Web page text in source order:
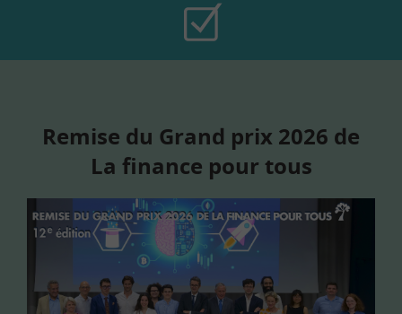
Remise du Grand prix 2026 de
La finance pour tous